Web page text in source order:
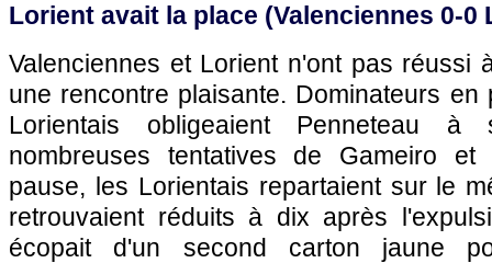
Lorient avait la place (Valenciennes 0-0
Valenciennes et Lorient n'ont pas réussi
une rencontre plaisante. Dominateurs en
Lorientais obligeaient Penneteau à
nombreuses tentatives de Gameiro et
pause, les Lorientais repartaient sur le
retrouvaient réduits à dix après
écopait d'un second carton jaune